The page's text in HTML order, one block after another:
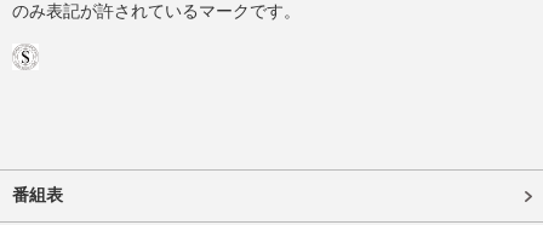
のみ表記が許されているマークです。
番組表